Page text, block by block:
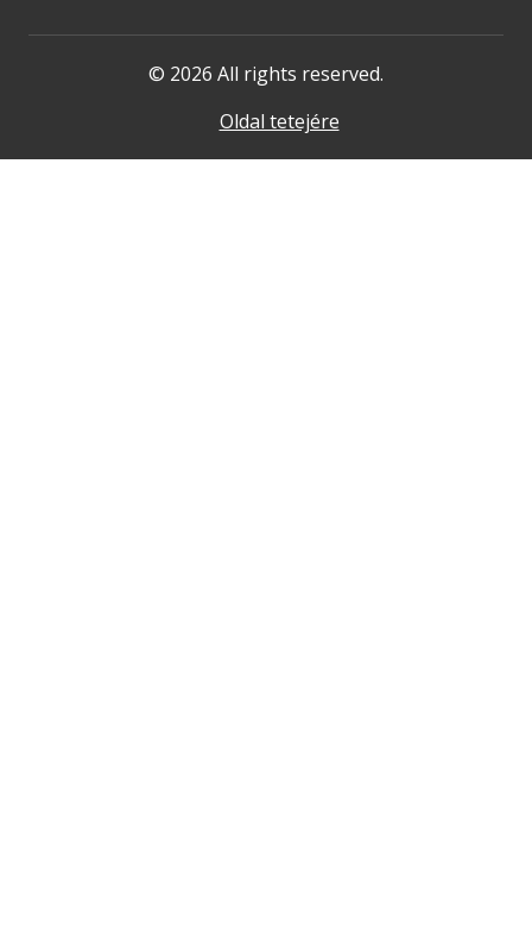
© 2026 All rights reserved.
Oldal tetejére